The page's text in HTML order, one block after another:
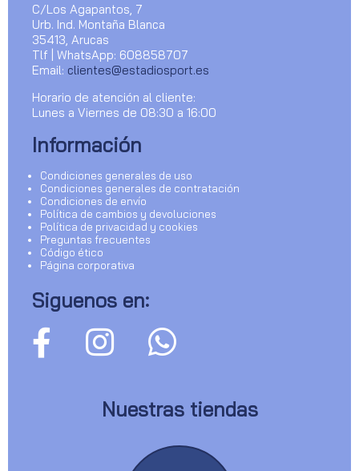
C/Los Agapantos, 7
Urb. Ind. Montaña Blanca
35413, Arucas
Tlf | WhatsApp: 608858707
Email: clientes@estadiosport.es
Horario de atención al cliente:
Lunes a Viernes de 08:30 a 16:00
Información
Condiciones generales de uso
Condiciones generales de contratación
Condiciones de envío
Política de cambios y devoluciones
Política de privacidad y cookies
Preguntas frecuentes
Código ético
Página corporativa
Siguenos en:
Nuestras tiendas